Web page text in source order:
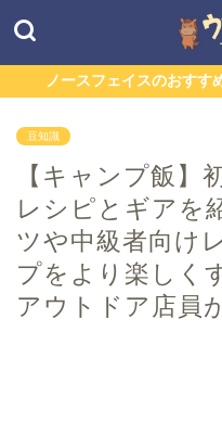
ノースフェイスのおすす
豆知識
【キャンプ飯】
レシピとギアを
ツや中級者向け
プをより楽しく
アウトドア店員